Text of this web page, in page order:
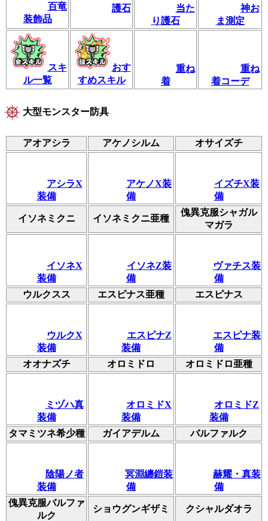
百竜
装飾品
護石
当た
り護石
神お
ま測定
スキ
ル一覧
おす
すめスキル
重ね
着
重ね
着コーデ
大型モンスター防具
アオアシラ アケノシルム オサイズチ
アシラX
装備
アケノX装
備
イズチX装
備
イソネミクニ イソネミクニ亜種
傀異克服シャガル
マガラ
イソネX
装備
イソネZ装
備
ヴァチス装
備
ウルクスス
エスピナス亜種 エスピナス
ウルクX
装備
エスピナZ
装備
エスピナ装
備
オオナズチ
オロミドロ オロミドロ亜種
ミヅハ真
装備
オロミドX
装備
オロミドZ
装備
タマミツネ希少種
ガイアデルム バルファルク
陰陽ノ者
装備
冥淵纏鎧装
備
赫耀・真装
備
傀異克服バルファ
ルク
ショウグンギザミ クシャルダオラ